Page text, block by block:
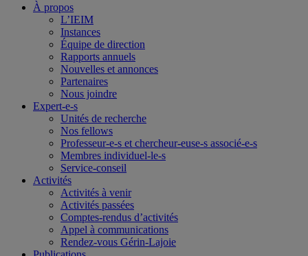
À propos
L’IEIM
Instances
Équipe de direction
Rapports annuels
Nouvelles et annonces
Partenaires
Nous joindre
Expert-e-s
Unités de recherche
Nos fellows
Professeur-e-s et chercheur-euse-s associé-e-s
Membres individuel-le-s
Service-conseil
Activités
Activités à venir
Activités passées
Comptes-rendus d’activités
Appel à communications
Rendez-vous Gérin-Lajoie